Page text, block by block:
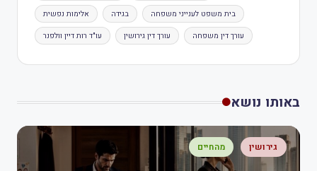
אלימות נפשית בגידה בית משפט לענייני משפחה
עו"ד רות דיין וולפנר עורך דין גירושין עורך דין משפחה
באותו נושא
גירושין מהחיים